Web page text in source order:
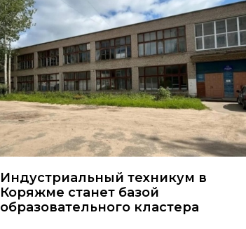
Индустриальный техникум в
Коряжме станет базой
образовательного кластера